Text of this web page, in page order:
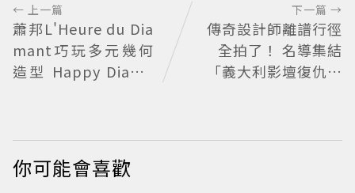
← 上一篇
蕭邦L'Heure du Dia
mant巧玩多元幾何
造型 Happy Diamo
下一篇 →
傳奇設計師離譜行徑
全拍了！ 名導集結
「義大利影壇復仇者
你可能會喜歡